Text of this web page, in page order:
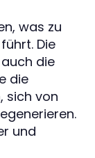
was zu
Die
die
die
sich von
und